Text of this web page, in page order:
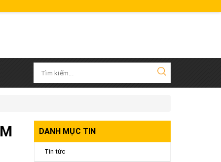
DANH MỤC TIN
Tin tức